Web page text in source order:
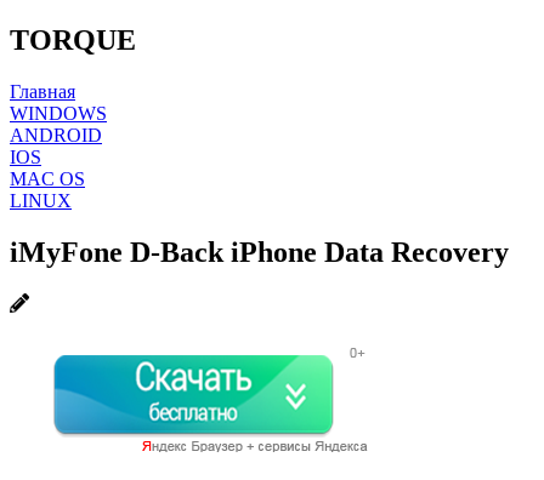
TORQUE
Главная
WINDOWS
ANDROID
IOS
MAC OS
LINUX
iMyFone D-Back iPhone Data Recovery